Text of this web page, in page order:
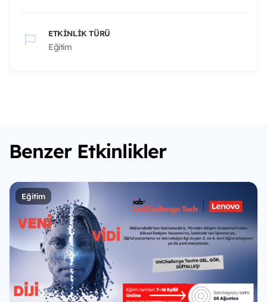
ETKINLIK TÜRÜ
Eğitim
Benzer Etkinlikler
Eğitim